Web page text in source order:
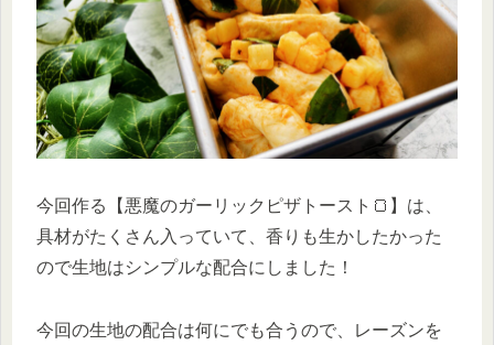
今回作る【悪魔のガーリックピザトースト🍞】は、
具材がたくさん入っていて、香りも生かしたかった
ので生地はシンプルな配合にしました！
今回の生地の配合は何にでも合うので、レーズンを